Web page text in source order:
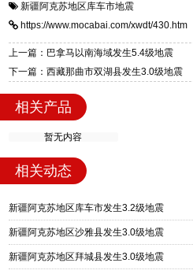
震支座，电话：
一站式供货厂家，拥有多
标准生产 LRB/LNR/
质、检测报告完备，提供
装指导全套服务，厂址衡
新疆阿克苏地区库车市地震
https://www.mocabai.com/xwdt/430.htm
上一篇：巴拿马以南海域发生5.4级地震
下一篇：西藏那曲市双湖县发生3.0级地震
相关产品
暂无内容
相关动态
新疆阿克苏地区库车市发生3.2级地震
新疆阿克苏地区沙雅县发生3.0级地震
新疆阿克苏地区拜城县发生3.0级地震